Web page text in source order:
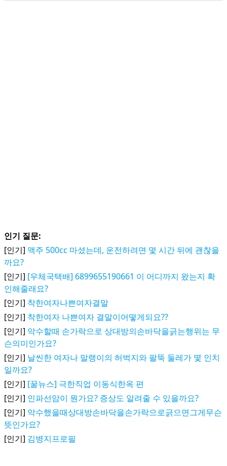
인기 질문:
[인기] 맥주 500cc 마셨는데, 운전하려면 몇 시간 뒤에 괜찮을
까요?
[인기] [우체국택배] 6899655190661 이 어디까지 왔는지 확
인해줄래요?
[인기] 착한여자나쁜여자결말
[인기] 착한여자 나쁜여자 결말이어떻게되요??
[인기] 악수할때 손가락으로 상대방의손바닥을긁는행위는 무
슨의미인가요?
[인기] 날씬한 여자나 말랭이의 허벅지와 팔뚝 둘레가 몇 인치
일까요?
[인기] [꿀뉴스] 극한직업 이동식한옥 편
[인기] 인파선암이 뭔가요? 증상도 알려줄 수 있을까요?
[인기] 악수했을때상대방손바닥을손가락으로긁으면그게무슨
뜻인가요?
[인기] 김병지프로필